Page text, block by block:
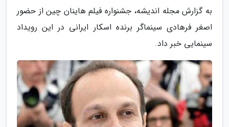
به گزارش مجله اندیشه، جشنواره فیلم هاینان چین از حضور
اصغر فرهادی سینماگر برنده اسکار ایرانی در این رویداد
سینمایی خبر داد.